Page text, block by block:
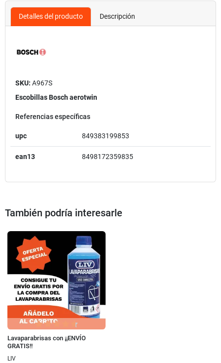
Detalles del producto Descripción
SKU: A967S
Escobillas Bosch aerotwin
Referencias específicas
upc 849383199853
ean13 8498172359835
También podría interesarle
Lavaparabrisas con ¡¡ENVÍO
GRATIS!!
LIV